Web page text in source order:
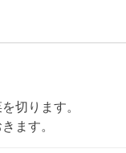
切ります。
ます。